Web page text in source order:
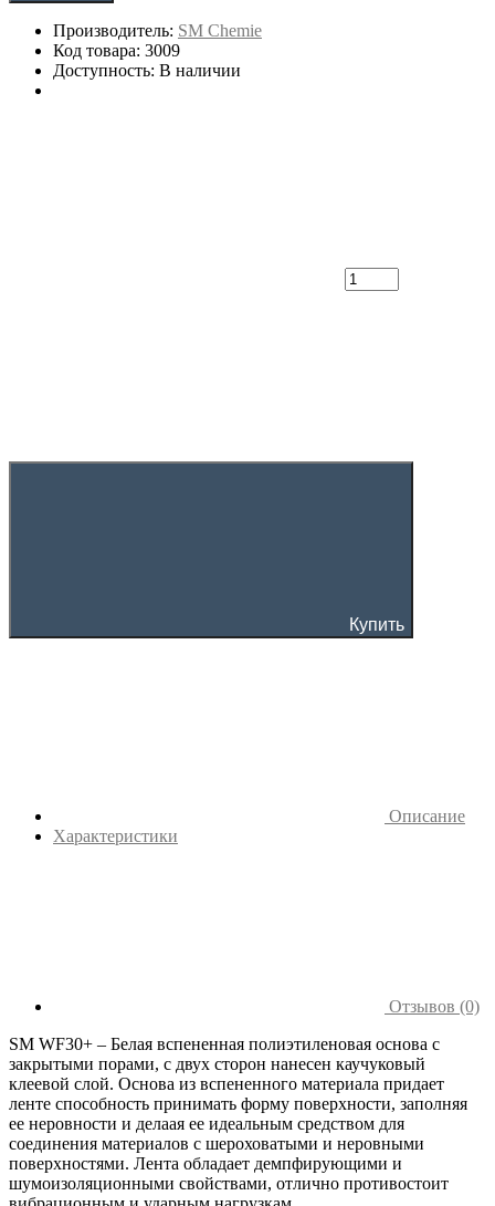
Производитель: SM Chemie
Код товара: 3009
Доступность: В наличии
Купить
Описание
Характеристики
Отзывов (0)
SM WF30+ – Белая вспененная полиэтиленовая основа с
закрытыми порами, с двух сторон нанесен каучуковый
клеевой слой. Основа из вспененного материала придает
ленте способность принимать форму поверхности, заполняя
ее неровности и делаая ее идеальным средством для
соединения материалов с шероховатыми и неровными
поверхностями. Лента обладает демпфирующими и
шумоизоляционными свойствами, отлично противостоит